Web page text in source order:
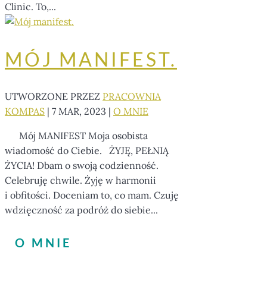
Clinic. To,...
MÓJ MANIFEST.
UTWORZONE PRZEZ PRACOWNIA
KOMPAS | 7 MAR, 2023 | O MNIE
Mój MANIFEST Moja osobista
wiadomość do Ciebie. ŻYJĘ, PEŁNIĄ
ŻYCIA! Dbam o swoją codzienność.
Celebruję chwile. Żyję w harmonii
i obfitości. Doceniam to, co mam. Czuję
wdzięczność za podróż do siebie...
O MNIE